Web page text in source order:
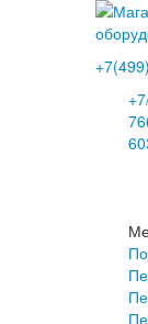
+7(499)
+7
60